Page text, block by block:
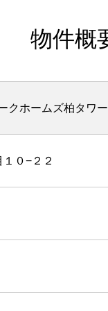
物件概
クホームズ柏タワ
０−２２